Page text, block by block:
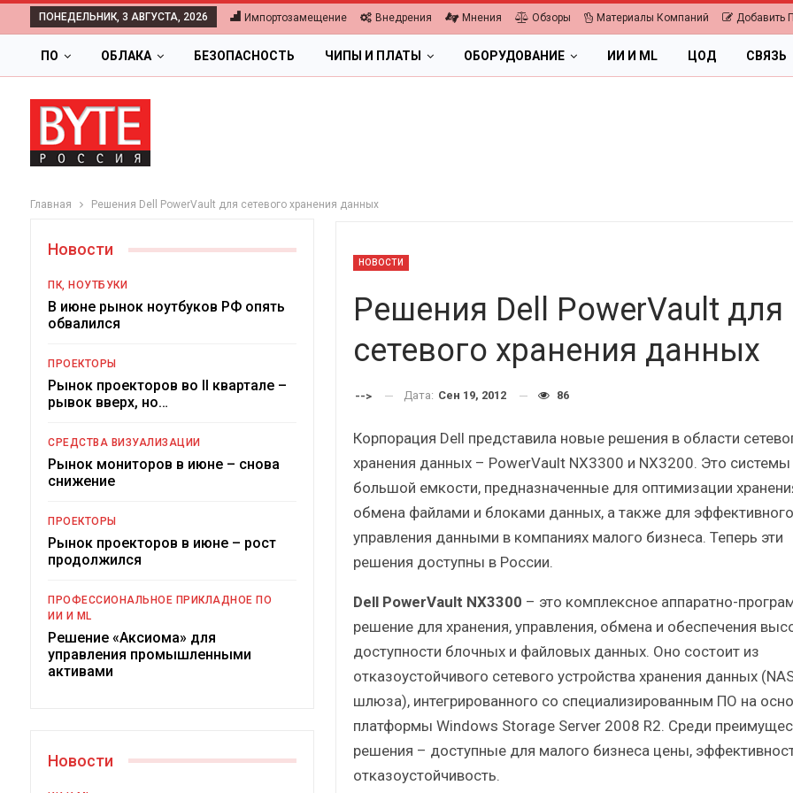
ПОНЕДЕЛЬНИК, 3 АВГУСТА, 2026 Импортозамещение Внедрения Мнения Обзоры Материалы Компаний Добавить
ПО ОБЛАКА БЕЗОПАСНОСТЬ ЧИПЫ И ПЛАТЫ ОБОРУДОВАНИЕ ИИ И ML ЦОД СВЯЗЬ
Главная Решения Dell PowerVault для сетевого хранения данных
НОВОСТИ
Решения Dell PowerVault для
сетевого хранения данных
--> Дата: Сен 19, 2012 86
Корпорация Dell представила новые решения в области
хранения данных – PowerVault NX3300 и NX3200. Это системы
большой емкости, предназначенные для оптимизации
обмена файлами и блоками данных, а также для эффективного
управления данными в компаниях малого бизнеса. Теперь эти
решения доступны в России.
Dell PowerVault NX3300 – это комплексное аппаратно-
решение для хранения, управления, обмена и обеспечения
доступности блочных и файловых данных. Оно состоит из
отказоустойчивого сетевого устройства хранения данных
шлюза), интегрированного со специализированным ПО на
платформы Windows Storage Server 2008 R2. Среди
решения – доступные для малого бизнеса цены,
отказоустойчивость.
Новости
ПК, НОУТБУКИ
В июне рынок ноутбуков РФ опять
обвалился
ПРОЕКТОРЫ
Рынок проекторов во II квартале –
рывок вверх, но…
СРЕДСТВА ВИЗУАЛИЗАЦИИ
Рынок мониторов в июне – снова
снижение
ПРОЕКТОРЫ
Рынок проекторов в июне – рост
продолжился
ПРОФЕССИОНАЛЬНОЕ ПРИКЛАДНОЕ ПО
ИИ И ML
Решение «Аксиома» для
управления промышленными
активами
Новости
Цифровая экономика 2026.
Краткий статистический
российский рынок ИБП?
ПК, НОУТБУКИ
Итоги и Бестселлеры
ИБП
Часть II.
рынка ИБП